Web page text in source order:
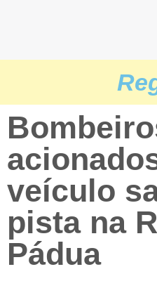
veículo
pista na
Pádua